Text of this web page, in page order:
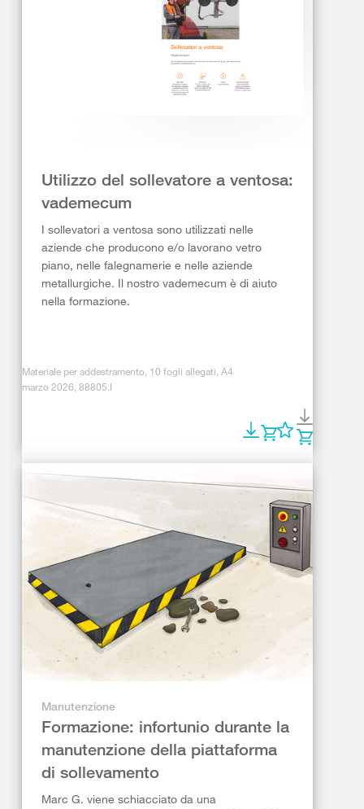
Utilizzo del sollevatore a ventosa:
vademecum
I sollevatori a ventosa sono utilizzati nelle
aziende che producono e/o lavorano vetro
piano, nelle falegnamerie e nelle aziende
metallurgiche. Il nostro vademecum è di aiuto
nella formazione.
Materiale per addestramento, 10 fogli allegati, A4
marzo 2026, 88805.I
Manutenzione
Formazione: infortunio durante la
manutenzione della piattaforma
di sollevamento
Marc G. viene schiacciato da una